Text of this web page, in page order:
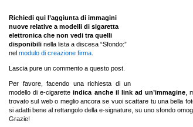
Richiedi qui l’aggiunta di immagini
nuove relative a modelli di sigaretta
elettronica che non vedi tra quelli
disponibili nella lista a discesa “Sfondo:”
nel modulo di creazione firma
Lascia pure un commento a questo post.
Per favore, facendo una richiesta di un
modello di e-cigaretteindica anche il link ad un’immagine ,
trovato sul web o meglio ancora se vuoi scattare tu una bella
si adatti bene al rettangolo della e-signature, su uno sfondo
Grazie!